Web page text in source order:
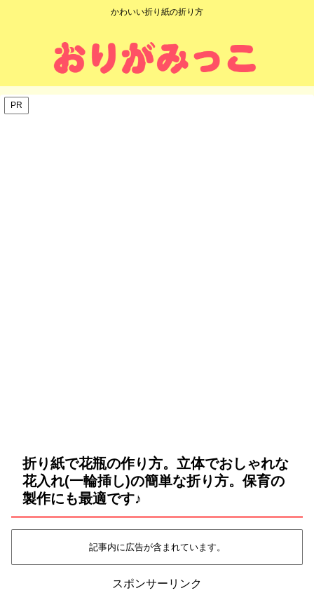
かわいい折り紙の折り方
PR
折り紙で花瓶の作り方。立体でおしゃれな
花入れ(一輪挿し)の簡単な折り方。保育の
製作にも最適です♪
記事内に広告が含まれています。
スポンサーリンク